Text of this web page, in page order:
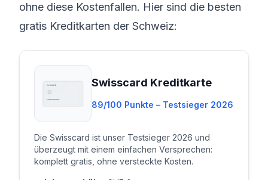
ohne diese Kostenfallen. Hier sind die besten
gratis Kreditkarten der Schweiz:
Swisscard Kreditkarte
89/100 Punkte – Testsieger 2026
Die Swisscard ist unser Testsieger 2026 und
überzeugt mit einem einfachen Versprechen:
komplett gratis, ohne versteckte Kosten.